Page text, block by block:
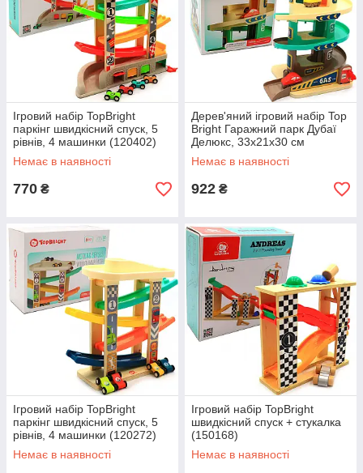
Ігровий набір TopBright
паркінг швидкісний спуск, 5
рівнів, 4 машинки (120402)
Немає в наявності
770 ₴
Дерев'яний ігровий набір Top
Bright Гаражний парк Дубаї
Делюкс, 33х21х30 см
(120434)
Немає в наявності
922 ₴
Ігровий набір TopBright
паркінг швидкісний спуск, 5
рівнів, 4 машинки (120272)
Немає в наявності
Ігровий набір TopBright
швидкісний спуск + стукалка
(150168)
Немає в наявності